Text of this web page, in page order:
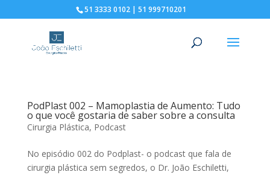
51 3333 0102 | 51 999710201
PodPlast 002 – Mamoplastia de Aumento: Tudo
o que você gostaria de saber sobre a consulta
Cirurgia Plástica, Podcast
No episódio 002 do Podplast- o podcast que fala de
cirurgia plástica sem segredos, o Dr. João Eschiletti,